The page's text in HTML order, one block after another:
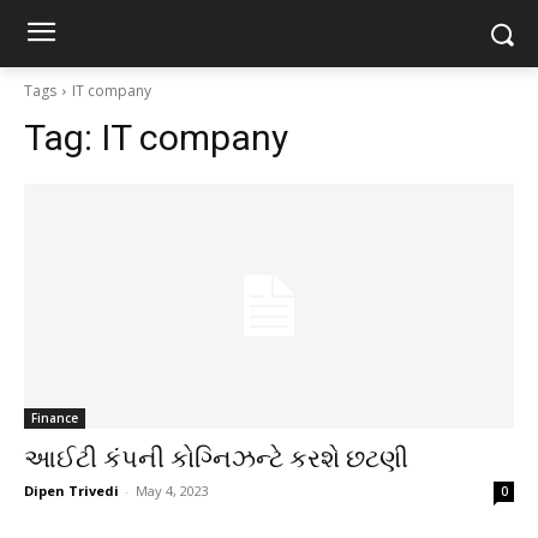
Tags IT company
Tag: IT company
Finance
આઈટી કંપની કોગ્નિઝન્ટે કરશે છટણી
Dipen Trivedi - May 4, 2023 0